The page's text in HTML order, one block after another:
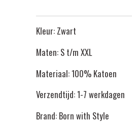
Kleur: Zwart
Maten: S t/m XXL
Materiaal: 100% Katoen
Verzendtijd: 1-7 werkdagen
Brand: Born with Style